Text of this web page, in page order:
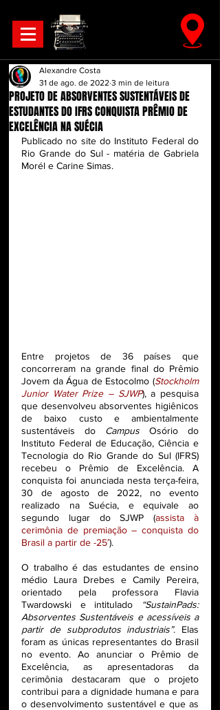
PROJETO DE ABSORVENTES SUSTENTÁVEIS DE
ESTUDANTES DO IFRS CONQUISTA PRÊMIO DE
EXCELÊNCIA NA SUÉCIA
Alexandre Costa
31 de ago. de 2022 3 min de leitura
Publicado no site do Instituto Federal do
Rio Grande do Sul - matéria de Gabriela
Morél e Carine Simas.
Entre projetos de 36 países que
concorreram na grande final do Prêmio
Jovem da Água de Estocolmo (Stockholm
Junior Water Prize – SJWP), a pesquisa
que desenvolveu absorventes higiênicos
de baixo custo e ambientalmente
sustentáveis do Campus Osório do
Instituto Federal de Educação, Ciência e
Tecnologia do Rio Grande do Sul (IFRS)
recebeu o Prêmio de Excelência. A
conquista foi anunciada nesta terça-feira,
30 de agosto de 2022, no evento
realizado na Suécia, e equivale ao
segundo lugar do SJWP (assista à
cerimônia de premiação – conquista do
Brasil a partir de -25′).
O trabalho é das estudantes de ensino
médio Laura Drebes e Camily Pereira,
orientado pela professora Flavia
Twardowski e intitulado
“SustainPads:
Absorventes Sustentáveis e acessíveis a
partir de subprodutos industriais”. Elas
foram as únicas representantes do Brasil
no evento. Ao anunciar o Prêmio de
Excelência, as apresentadoras da
cerimônia destacaram que o projeto
contribui para a dignidade humana e para
o desenvolvimento sustentável e que as